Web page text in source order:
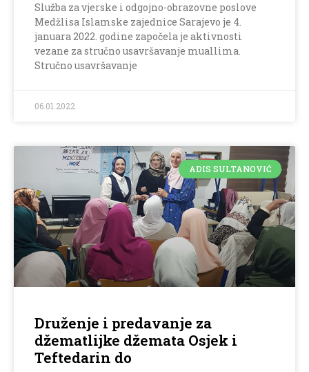
Služba za vjerske i odgojno-obrazovne poslove
Medžlisa Islamske zajednice Sarajevo je 4.
januara 2022. godine započela je aktivnosti
vezane za stručno usavršavanje muallima.
Stručno usavršavanje
06.01.2022
ADIS SULTANOVIĆ
Druženje i predavanje za
džematlijke džemata Osjek i
Teftedarin do